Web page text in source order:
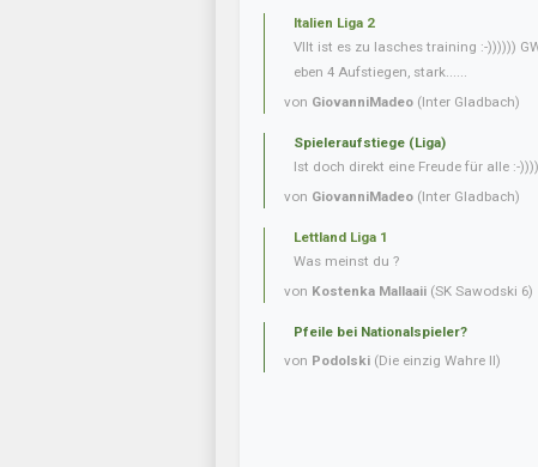
Italien Liga 2
Vllt ist es zu lasches training :-))))))
eben 4 Aufstiegen, stark......
von GiovanniMadeo (Inter Gladbach)
Spieleraufstiege (Liga)
Ist doch direkt eine Freude für alle :-
von GiovanniMadeo (Inter Gladbach)
Lettland Liga 1
Was meinst du ?
von Kostenka Mallaaii (SK Sawodski 6)
Pfeile bei Nationalspieler?
von Podolski (Die einzig Wahre II)